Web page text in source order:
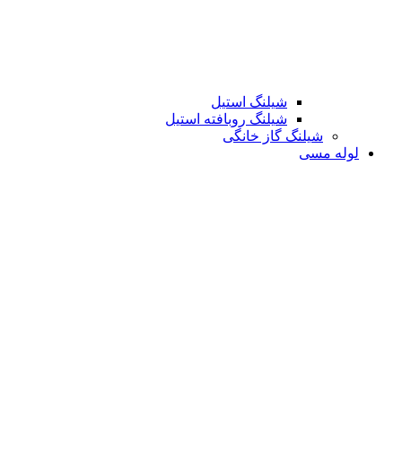
شیلنگ استیل
شیلنگ روبافته استیل
شیلنگ گاز خانگی
لوله مسی